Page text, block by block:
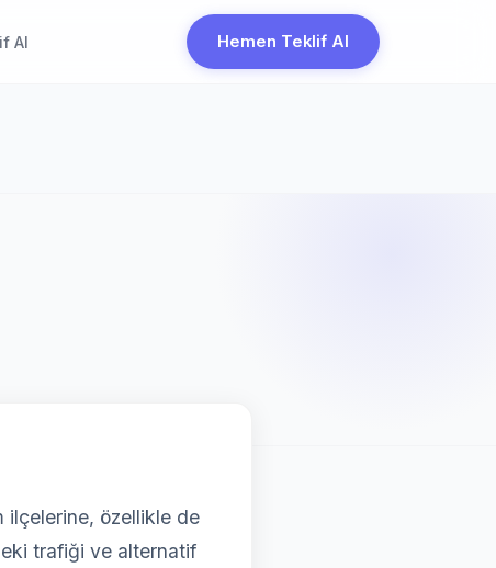
Al Hemen Teklif Al
ilçelerine, özellikle de
trafiği ve alternatif